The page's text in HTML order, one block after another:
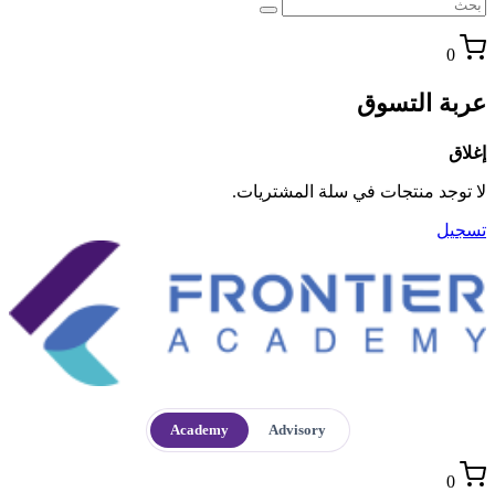
0
عربة التسوق
إغلاق
لا توجد منتجات في سلة المشتريات.
تسجيل
Advisory
Academy
0